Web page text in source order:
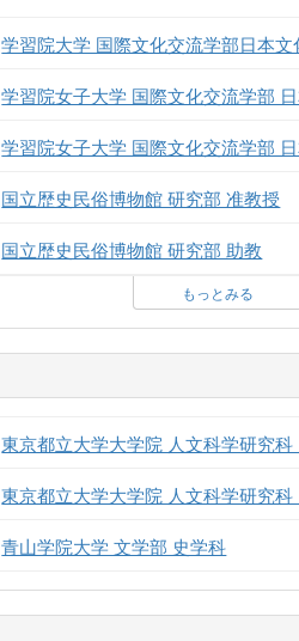
学習院大学 国際文化交流学部日本
学習院女子大学 国際文化交流学部
学習院女子大学 国際文化交流学部
国立歴史民俗博物館 研究部 准教授
国立歴史民俗博物館 研究部 助教
もっとみる
東京都立大学大学院 人文科学研究
東京都立大学大学院 人文科学研究
青山学院大学 文学部 史学科